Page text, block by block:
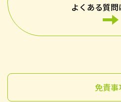
よくある質問
免責事